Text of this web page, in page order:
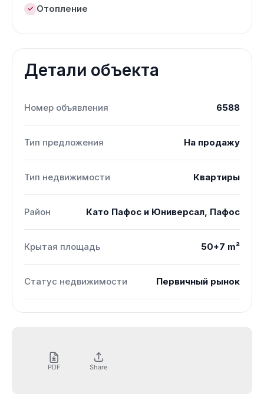
Отопление
Детали объекта
Номер объявления 6588
Тип предложения На продажу
Тип недвижимости Квартиры
Район Като Пафос и Юниверсал, Пафос
Крытая площадь 50+7 m²
Статус недвижимости Первичный рынок
PDF Share